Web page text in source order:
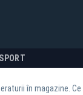
SPORT
în magazine.